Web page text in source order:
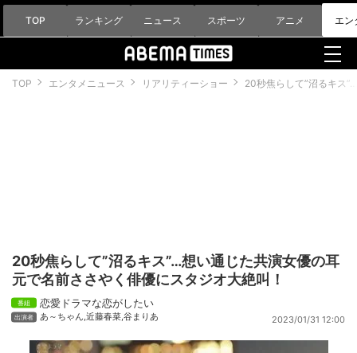
TOP ランキング ニュース スポーツ アニメ エン
TOP エンタメニュース リアリティーショー 20秒焦らして”沼るキス
20秒焦らして”沼るキス”…想い通じた共演女優の耳
元で名前ささやく俳優にスタジオ大絶叫！
恋愛ドラマな恋がしたい
あ～ちゃん,近藤春菜,谷まりあ 2023/01/31 12:00